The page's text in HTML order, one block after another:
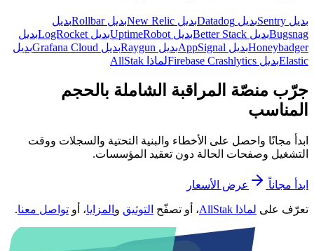
بديل Sentry بديل Datadog بديل New Relic بديل Rollbar
بديل
Bugsnagبديل Better Stack بديل UptimeRobot بديل LogRocket
بديل
Honeybadgerبديل AppSignal بديل Raygun بديل Grafana Cloud
بديل
Elasticبديل Firebase Crashlytics لماذا AllStak
جرّب منصّة المراقبة الشاملة بالحجم
المناسب
ابدأ مجانًا واحصل على الأخطاء والبنية التحتية والسجلات ووقت
التشغيل وصفحات الحالة دون تعقيد المؤسسات.
ابدأ مجاناً عرض الأسعار
تعرّف على لماذا AllStak ، أو تصفّح التوثيق و المزايا، أو تواصل معنا.